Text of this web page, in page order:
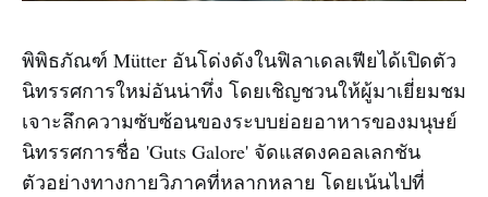
พิพิธภัณฑ์ Mütter อันโด่งดังในฟิลาเดลเฟียได้เปิดตัว
นิทรรศการใหม่อันน่าทึ่ง โดยเชิญชวนให้ผู้มาเยี่ยมชม
เจาะลึกความซับซ้อนของระบบย่อยอาหารของมนุษย์
นิทรรศการชื่อ 'Guts Galore' จัดแสดงคอลเลกชัน
ตัวอย่างทางกายวิภาคที่หลากหลาย โดยเน้นไปที่